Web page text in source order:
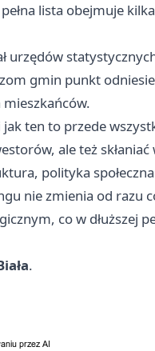
lista obejmuje
urzędów
gmin punkt
ten to przede
ale też
polityka
nie zmienia od razu
co w dłuższej
.